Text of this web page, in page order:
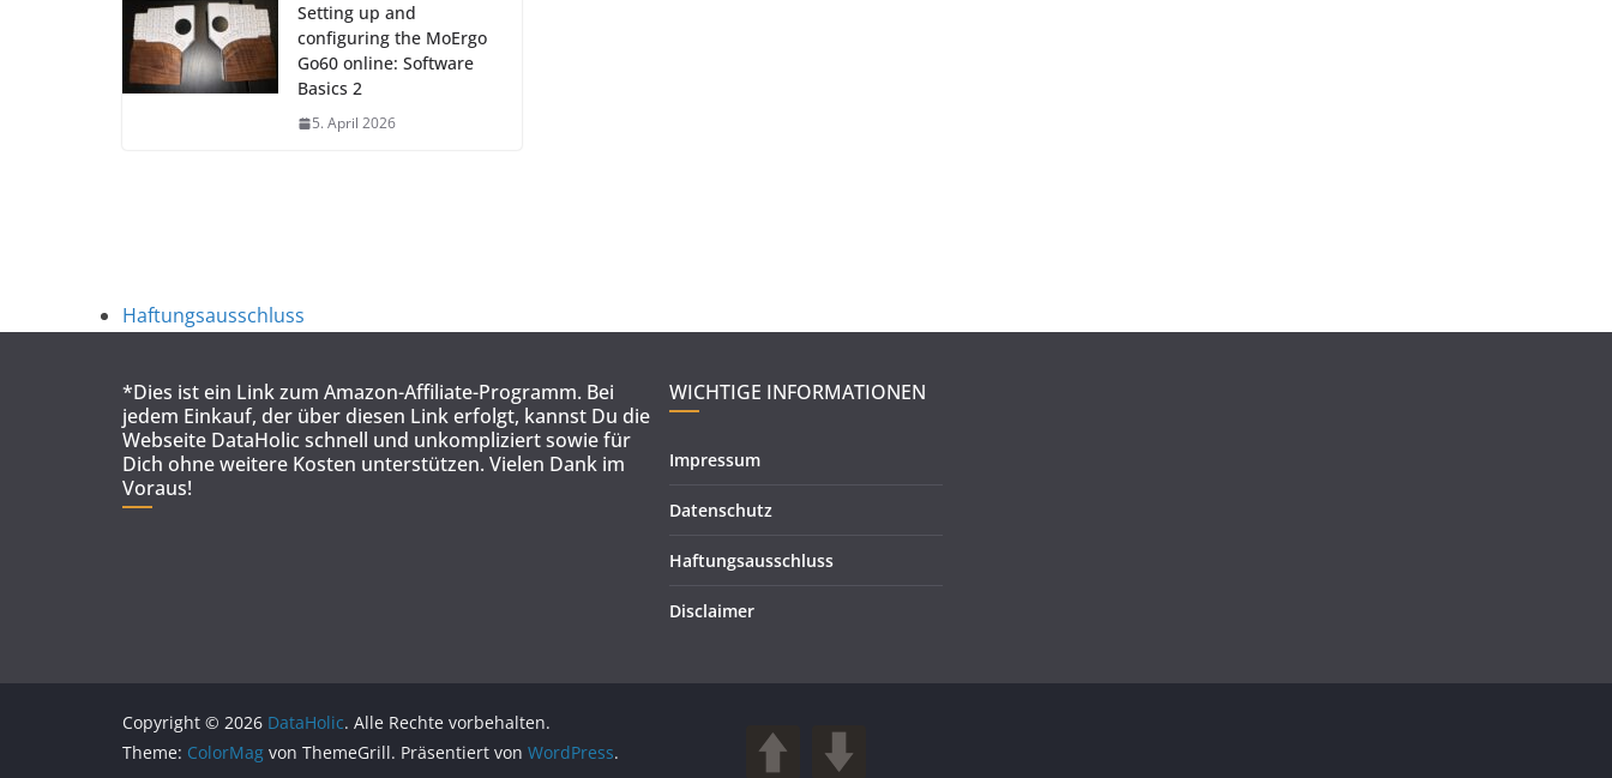
Setting up and
configuring the MoErgo
Go60 online: Software
Basics 2
5. April 2026
Haftungsausschluss
*Dies ist ein Link zum Amazon-Affiliate-Programm. Bei
jedem Einkauf, der über diesen Link erfolgt, kannst Du die
Webseite DataHolic schnell und unkompliziert sowie für
Dich ohne weitere Kosten unterstützen. Vielen Dank im
Voraus!
WICHTIGE INFORMATIONEN
Impressum
Datenschutz
Haftungsausschluss
Disclaimer
Copyright © 2026 DataHolic. Alle Rechte vorbehalten.
Theme: ColorMag von ThemeGrill. Präsentiert von WordPress.